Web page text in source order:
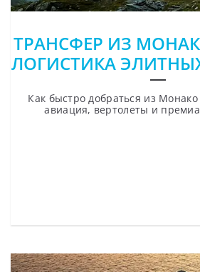
ТРАНСФЕР ИЗ
ЛОГИСТИКА
Как быстро добраться из
авиация, вертолеты и